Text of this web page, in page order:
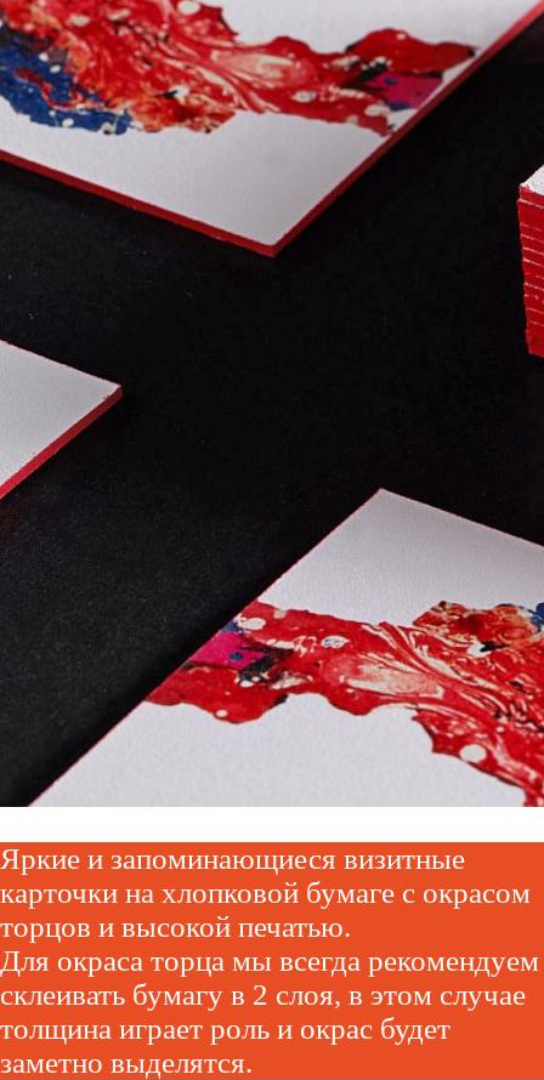
Яркие и запоминающиеся визитные
карточки на хлопковой бумаге с окрасом
торцов и высокой печатью.
Для окраса торца мы всегда рекомендуем
склеивать бумагу в 2 слоя, в этом случае
толщина играет роль и окрас будет
заметно выделятся.